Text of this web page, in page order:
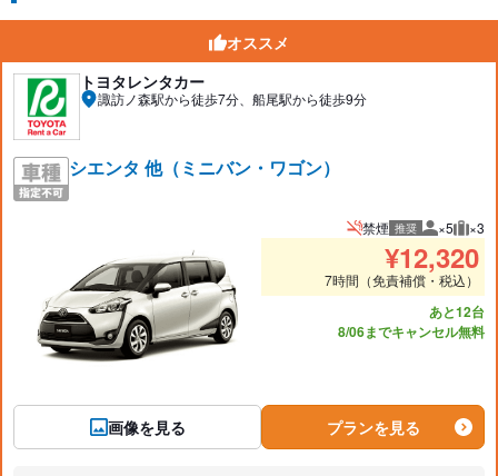
オススメ
トヨタレンタカー
諏訪ノ森駅から徒歩7分、船尾駅から徒歩9分
シエンタ 他（ミニバン・ワゴン）
画像を見る
禁煙 推奨 推奨人数
×5 推奨
×3
¥12,320
7時間（免責補償・税込）
あと12台
8/06までキャンセル無料
プランを見る